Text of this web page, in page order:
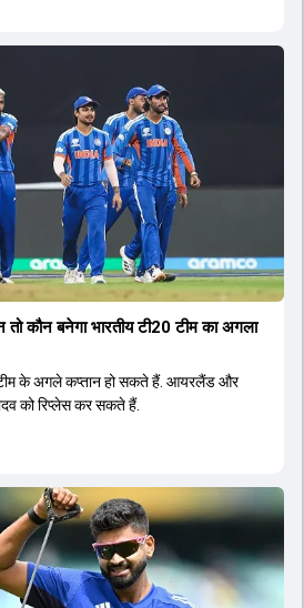
कौन बनेगा भारतीय टी20 टीम का अगला
के अगले कप्तान हो सकते हैं. आयरलैंड और
को रिप्लेस कर सकते हैं.